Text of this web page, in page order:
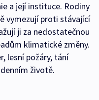
a její instituce. Rodiny
vymezují proti stávající
ji za nedostatečnou
klimatické změny.
lesní požáry, tání
životě.